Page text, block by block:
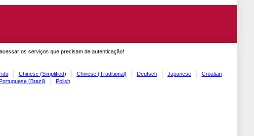
os serviços que precisam de autenticação!
Chinese (Simplified) Chinese (Traditional) Deutsch Japanese
Croatian
(Brazil) Polish